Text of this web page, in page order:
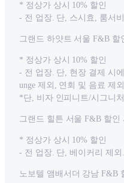
* 정상가 상시 10% 할인
- 전 업장. 단, 스시효, 룸서
그랜드 하얏트 서울 F&B 할
* 정상가 상시 10% 할인
- 전 업장. 단, 현장 결제 시
unge 제외, 연회 및 음료 제
*단, 비자 인피니트/시그니
그랜드 힐튼 서울 F&B 할인
* 정상가 상시 10% 할인
- 전 업장. 단, 베이커리 제외.
노보텔 앰배서더 강남 F&B